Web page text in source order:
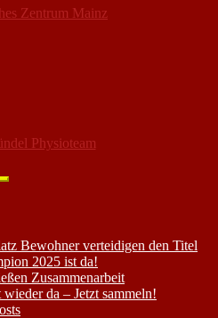
Zentrum Mainz
Physioteam
Bewohner verteidigen den Titel
2025 ist da!
Zusammenarbeit
da – Jetzt sammeln!